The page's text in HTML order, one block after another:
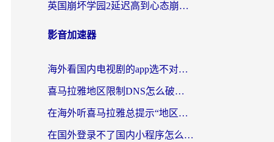
英国崩坏学园2延迟高到心态崩？海外党国服游戏加速终极指南
影音加速器
海外看国内电视剧的app选不对？这份回国加速器避坑指南帮你流畅追剧
喜马拉雅地区限制DNS怎么破？海外党听国内音乐听书的终极解决方案
在海外听喜马拉雅总提示“地区限制”？3步轻松解除+听国内音乐全攻略
在国外登录不了国内小程序怎么办？选对回国加速器，轻松解锁国内资源